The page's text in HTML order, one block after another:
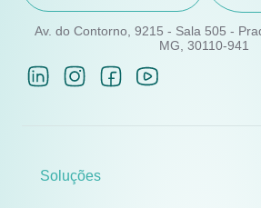
Av. do Contorno, 9215 - Sala 505 -
MG, 30110-941
Soluções